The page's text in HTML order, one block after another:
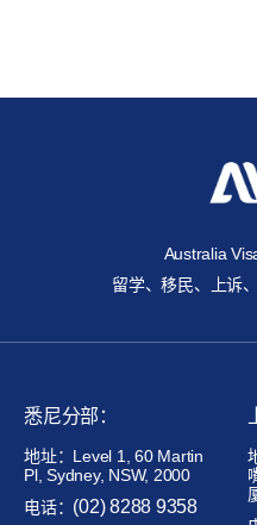
Australia
留学、移民、上诉
悉尼分部：
地址：Level 1, 60 Martin
Pl, Sydney, NSW, 2000
电话： (02) 8288 9358